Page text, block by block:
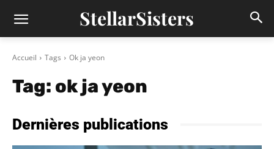
StellarSisters
Accueil Tags Ok ja yeon
Tag: ok ja yeon
Dernières publications